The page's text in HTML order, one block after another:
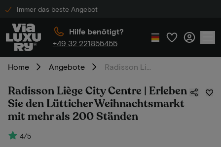
Immer das beste Angebot
Hilfe benötigt?
+49 32 221855455
Home Angebote
Radisson Liège City Centre | Erleben
Sie den Lütticher Weihnachtsmarkt
mit mehr als 200 Ständen
4/5